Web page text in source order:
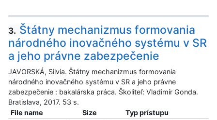
3. Štátny mechanizmus formovania
národného inovačného systému v SR
a jeho právne zabezpečenie
JAVORSKÁ, Silvia. Štátny mechanizmus formovania
národného inovačného systému v SR a jeho právne
zabezpečenie : bakalárska práca. Školiteľ: Vladimír Gonda.
Bratislava, 2017. 53 s.
File name
Size
Typ prístupu